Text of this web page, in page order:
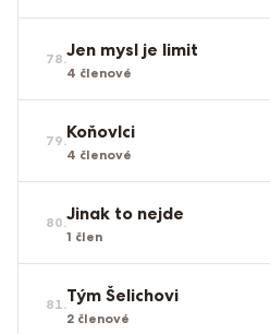
78.Jen mysl je limit
4 členové
79.Koňovlci
4 členové
80.Jinak to nejde
1 člen
81.Tým Šelichovi
2 členové